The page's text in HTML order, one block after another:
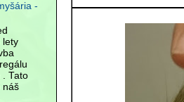
-
lety
. Tato
náš